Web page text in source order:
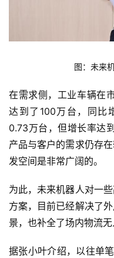
图：未来
在需求侧，工业车辆在
达到了100万台，同比
0.73万台，但增长率达
产品与客户的需求仍存
发空间是非常广阔的。
为此，未来机器人对一
方案，目前已经解决了
景，也补全了场内物流无
据张小叶介绍，以往单